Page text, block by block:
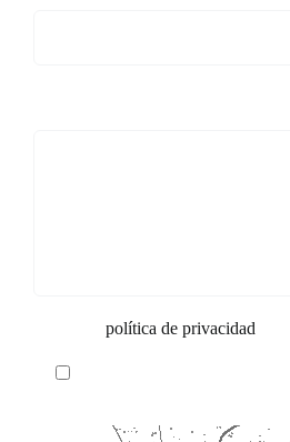
política de privacidad